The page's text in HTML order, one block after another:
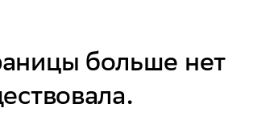
больше нет